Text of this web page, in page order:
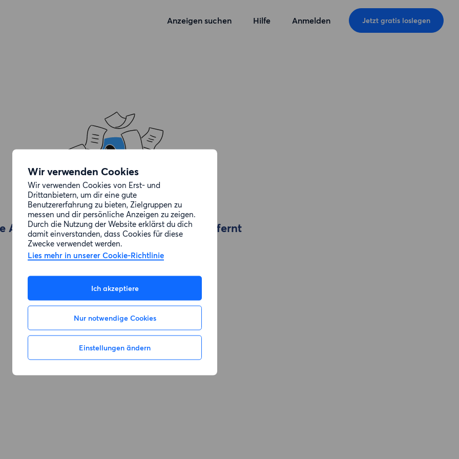
Wir verwenden Cookies
Wir verwenden Cookies von Erst- und
Drittanbietern, um dir eine gute
Benutzererfahrung zu bieten, Zielgruppen zu
messen und dir persönliche Anzeigen zu zeigen.
Durch die Nutzung der Website erklärst du dich
damit einverstanden, dass Cookies für diese
Zwecke verwendet werden.
Lies mehr in unserer Cookie-Richtlinie
Ich akzeptiere
Nur notwendige Cookies
Einstellungen ändern
Anzeigen suchen Hilfe Anmelden Jetzt gratis loslegen
Anzeige, die du gesucht hast, wurde entfernt